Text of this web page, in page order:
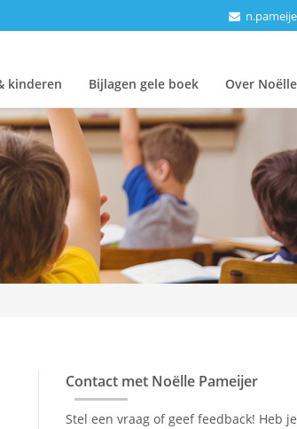
kinderen Bijlagen gele boek Over Noëlle
Contact met Noëlle Pameijer
Stel een vraag of geef feedback! Heb